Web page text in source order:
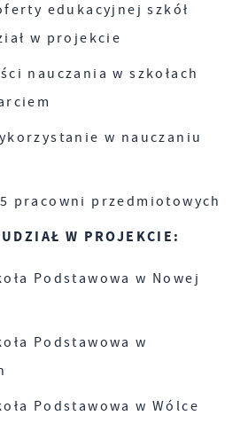
edukacyjnej szkół
w projekcie
nauczania w szkołach
w nauczaniu
pracowni przedmiotowych
W PROJEKCIE:
Podstawowa w Nowej
Podstawowa w
Podstawowa w Wólce